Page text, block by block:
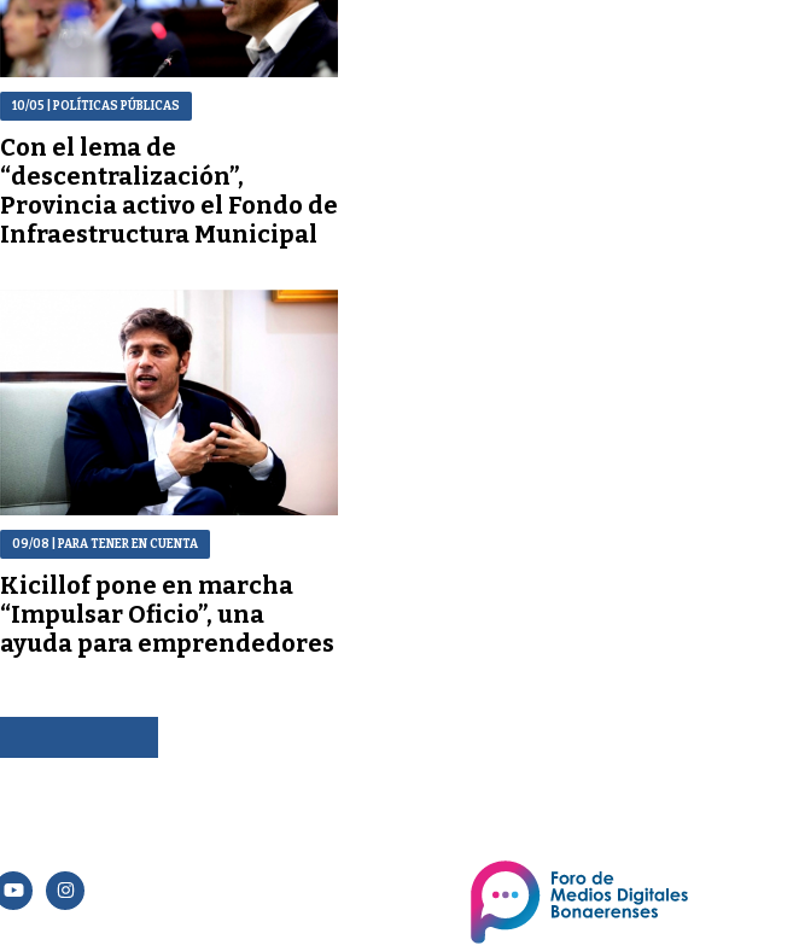
10/05 | POLÍTICAS PÚBLICAS
Con el lema de
“descentralización”,
Provincia activo el Fondo de
Infraestructura Municipal
09/08 | PARA TENER EN CUENTA
Kicillof pone en marcha
“Impulsar Oficio”, una
ayuda para emprendedores